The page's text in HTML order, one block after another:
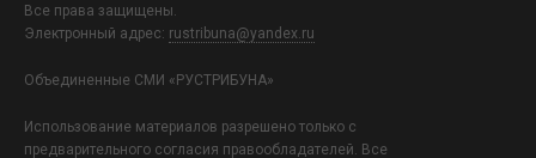
Все права защищены.
Электронный адрес: rustribuna@yandex.ru
Объединенные СМИ «РУСТРИБУНА»
Использование материалов разрешено только с
предварительного согласия правообладателей. Все